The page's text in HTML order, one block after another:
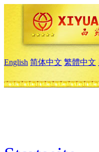
English 简体中文 繁體中文